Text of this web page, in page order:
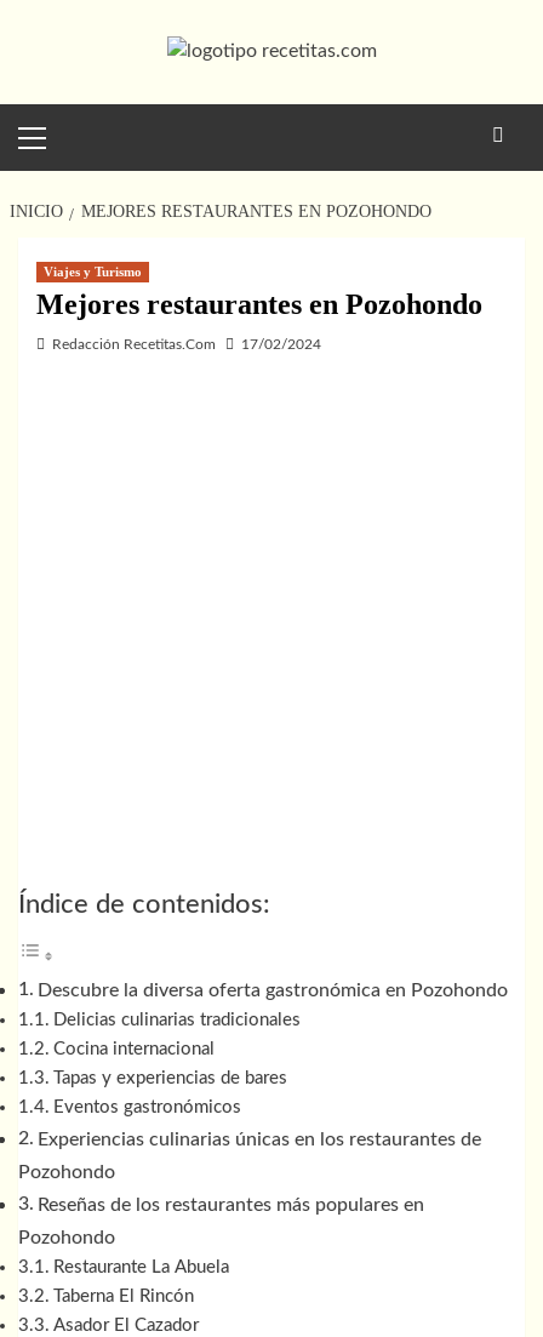
principal
INICIO MEJORES RESTAURANTES EN POZOHONDO
Viajes y Turismo
Mejores restaurantes en Pozohondo
Redacción Recetitas.Com 17/02/2024
Índice de contenidos:
Descubre la diversa oferta gastronómica en Pozohondo
Delicias culinarias tradicionales
Cocina internacional
Tapas y experiencias de bares
Eventos gastronómicos
Experiencias culinarias únicas en los restaurantes de
Pozohondo
Reseñas de los restaurantes más populares en
Pozohondo
Restaurante La Abuela
Taberna El Rincón
Asador El Cazador